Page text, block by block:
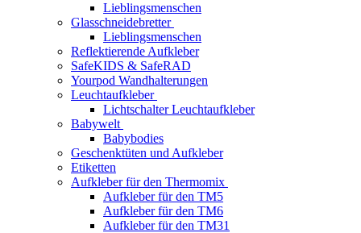
Lieblingsmenschen
Glasschneidebretter
Lieblingsmenschen
Reflektierende Aufkleber
SafeKIDS & SafeRAD
Yourpod Wandhalterungen
Leuchtaufkleber
Lichtschalter Leuchtaufkleber
Babywelt
Babybodies
Geschenktüten und Aufkleber
Etiketten
Aufkleber für den Thermomix
Aufkleber für den TM5
Aufkleber für den TM6
Aufkleber für den TM31